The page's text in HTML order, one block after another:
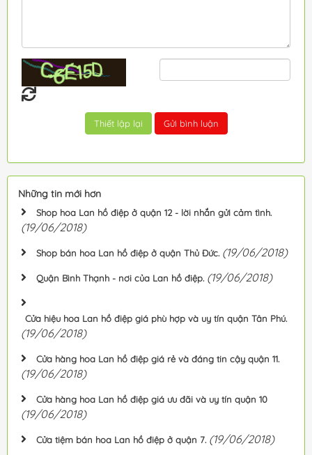
Những tin mới hơn
Shop hoa Lan hồ điệp ở quận 12 - lời nhắn gửi cảm tình.
(19/06/2018)
Shop bán hoa Lan hồ điệp ở quận Thủ Đức. (19/06/2018)
Quận Bình Thạnh - nơi của Lan hồ điệp. (19/06/2018)
Cửa hiệu hoa Lan hồ điệp giá phù hợp và uy tín quận Tân Phú.
(19/06/2018)
Cửa hàng hoa Lan hồ điệp giá rẻ và đáng tin cậy quận 11.
(19/06/2018)
Cửa hàng hoa Lan hồ điệp giá ưu đãi và uy tín quận 10
(19/06/2018)
Cửa tiệm bán hoa Lan hồ điệp ở quận 7. (19/06/2018)